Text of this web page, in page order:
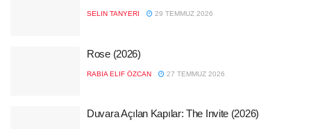
SELIN TANYERI 29 TEMMUZ 2026
Rose (2026)
RABIA ELIF ÖZCAN 27 TEMMUZ 2026
Duvara Açılan Kapılar: The Invite (2026)